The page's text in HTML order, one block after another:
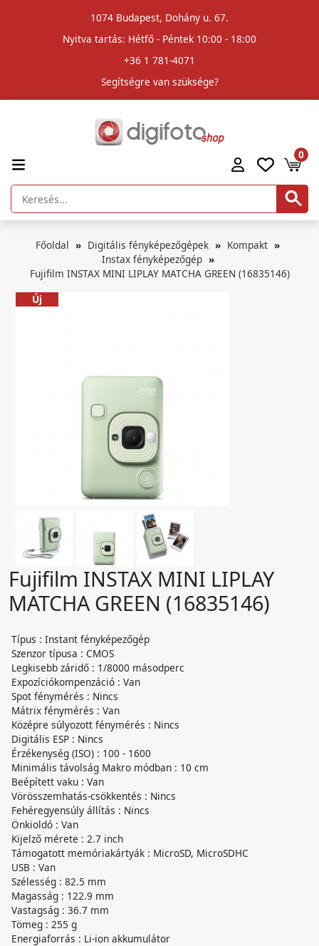
1074 Budapest, Dohány u. 67.
Nyitva tartás: Hétfő - Péntek 10:00 - 18:00
+36 1 781-4071
Segítségre van szüksége?
0
Főoldal Digitális fényképezőgépek
Kompakt
Instax fényképezőgép
Fujifilm INSTAX MINI LIPLAY MATCHA GREEN (16835146)
Új
Fujifilm INSTAX MINI LIPLAY
MATCHA GREEN (16835146)
Típus : Instant fényképezőgép
Szenzor típusa : CMOS
Legkisebb záridő : 1/8000 másodperc
Expozíciókompenzáció : Van
Spot fénymérés : Nincs
Mátrix fénymérés : Van
Középre súlyozott fénymérés : Nincs
Digitális ESP : Nincs
Érzékenység (ISO) : 100 - 1600
Minimális távolság Makro módban : 10 cm
Beépített vaku : Van
Vörösszemhatás-csökkentés : Nincs
Fehéregyensúly állítás : Nincs
Önkioldó : Van
Kijelző mérete : 2.7 inch
Támogatott memóriakártyák : MicroSD, MicroSDHC
USB : Van
Szélesség : 82.5 mm
Magasság : 122.9 mm
Vastagság : 36.7 mm
Tömeg : 255 g
Energiaforrás : Li-ion akkumulátor